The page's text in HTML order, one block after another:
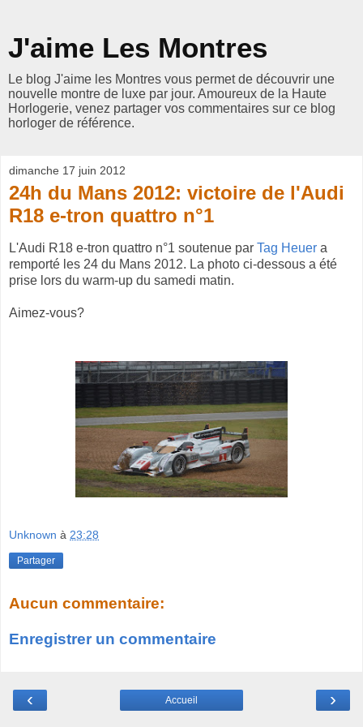
J'aime Les Montres
Le blog J'aime les Montres vous permet de découvrir une
nouvelle montre de luxe par jour. Amoureux de la Haute
Horlogerie, venez partager vos commentaires sur ce blog
horloger de référence.
dimanche 17 juin 2012
24h du Mans 2012: victoire de l'Audi
R18 e-tron quattro n°1
L'Audi R18 e-tron quattro n°1 soutenue par Tag Heuer a
remporté les 24 du Mans 2012. La photo ci-dessous a été
prise lors du warm-up du samedi matin.
Aimez-vous?
Unknown à 23:28
Partager
Aucun commentaire:
Enregistrer un commentaire
‹ ›
Accueil